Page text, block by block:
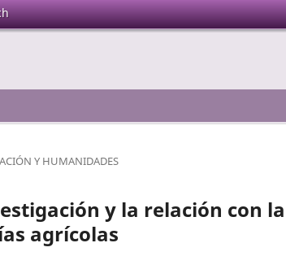
Y HUMANIDADES
y la relación con la
agrícolas